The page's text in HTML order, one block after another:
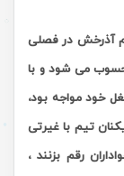
آذرخش در فصلی
می شود و با
خود مواجه بود،
تیم با غیرتی
رقم بزنند ،